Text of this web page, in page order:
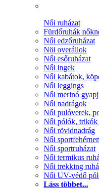
Női ruházat
Fürdőruhák
Női edzőruházat
Nöi overállok
Női esőruházat
Női ingek
Női kabátok,
Női leggings
Női merinó
Női nadrágok
Női pulóverek,
Női pólók, trikók
Női rövidnadrág
Női
Női sportruházat
Női termikus
Női trekking
Női UV-védő
Láss többet...